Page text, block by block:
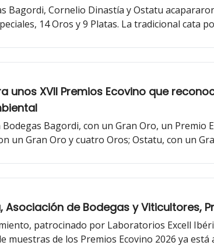
Bagordi, Cornelio Dinastía y Ostatu
14 Oros y 9 Platas. La tradicional cata
unos XVII Premios Ecovino que
Bagordi, con un Gran Oro, un Premio
un Gran Oro y cuatro Oros; Ostatu, con un
la DO Cava, 1 Gran Oro y 8 Oros; y la DO
2026. El ‘Premio al Mejor Diseño de
Bagordi Tinto Sin Sulfitos 2025 logra otro
Asociación de Bodegas y Viticultores,
patrocinado por Laboratorios Excell
muestras de los Premios Ecovino 2026 ya